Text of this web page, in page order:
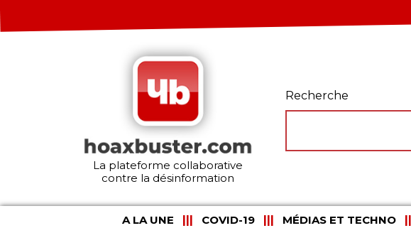
La plateforme collaborative
contre la désinformation
Recherche
A LA UNE COVID-19 MÉDIAS ET TECHNO